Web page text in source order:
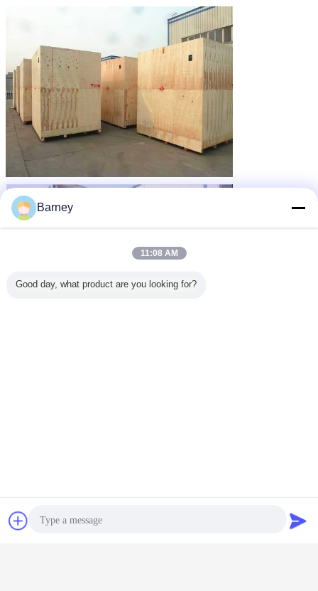
चैट
Barney
11:08 AM
Good day, what product are you looking for?